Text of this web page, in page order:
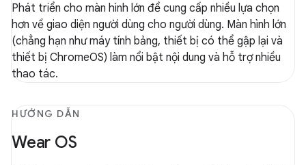
Phát triển cho màn hình lớn để cung cấp nhiều lựa chọn
hơn về giao diện người dùng cho người dùng. Màn hình lớn
(chẳng hạn như máy tính bảng, thiết bị có thể gập lại và
thiết bị ChromeOS) làm nổi bật nội dung và hỗ trợ nhiều
thao tác.
HƯỚNG DẪN
Wear OS